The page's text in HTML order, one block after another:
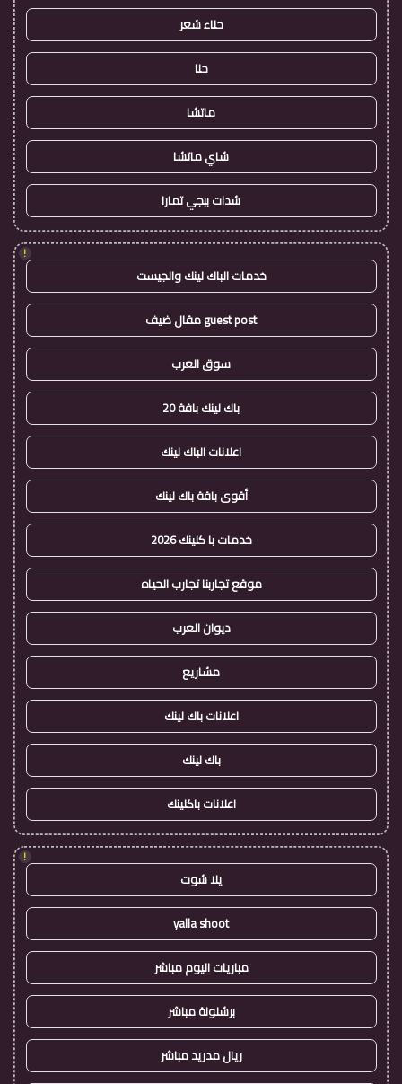
حناء شعر
حنا
ماتشا
شاي ماتشا
شدات ببجي تمارا
!
خدمات الباك لينك والجيست
guest post مقال ضيف
سوق العرب
باك لينك باقة 20
اعلانات الباك لينك
أقوى باقة باك لينك
خدمات با كلينك 2026
موقع تجاربنا تجارب الحياه
ديوان العرب
مشاريع
اعلانات باك لينك
باك لينك
اعلانات باكلينك
!
يلا شوت
yalla shoot
مباريات اليوم مباشر
برشلونة مباشر
ريال مدريد مباشر